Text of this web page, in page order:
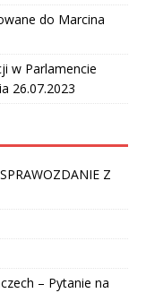
do Marcina
w Parlamencie
26.07.2023
SPRAWOZDANIE Z
– Pytanie na